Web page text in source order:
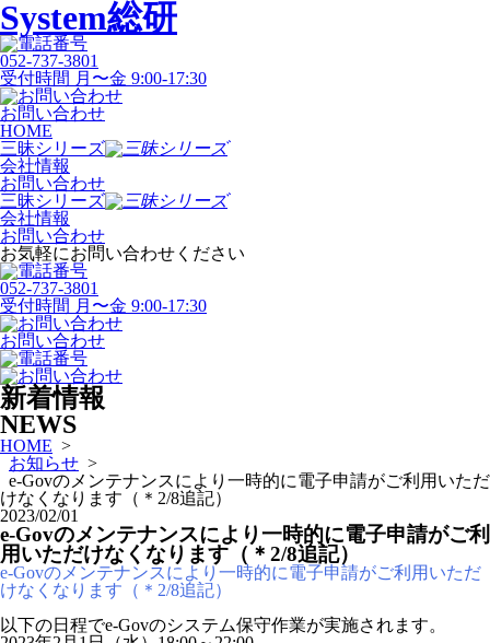
System総研
052-737-3801
受付時間 月〜金 9:00-17:30
お問い合わせ
HOME
三昧シリーズ
会社情報
お問い合わせ
三昧シリーズ
会社情報
お問い合わせ
お気軽にお問い合わせください
052-737-3801
受付時間 月〜金 9:00-17:30
お問い合わせ
新着情報
NEWS
HOME >
お知らせ >
e-Govのメンテナンスにより一時的に電子申請がご利用いただ
けなくなります（＊2/8追記）
2023/02/01
e-Govのメンテナンスにより一時的に電子申請がご利
用いただけなくなります（＊2/8追記）
e-Govのメンテナンスにより一時的に電子申請がご利用いただ
けなくなります（＊2/8追記）
以下の日程でe-Govのシステム保守作業が実施されます。